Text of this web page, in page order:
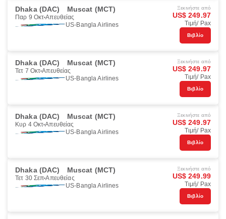
Dhaka (DAC) Muscat (MCT)
Παρ 9 Οκτ Απευθείας
US-Bangla Airlines
Ξεκινήστε από
US$ 249.97
Τιμή/ Pax
Βιβλίο
Dhaka (DAC) Muscat (MCT)
Τετ 7 Οκτ Απευθείας
US-Bangla Airlines
Ξεκινήστε από
US$ 249.97
Τιμή/ Pax
Βιβλίο
Dhaka (DAC) Muscat (MCT)
Κυρ 4 Οκτ Απευθείας
US-Bangla Airlines
Ξεκινήστε από
US$ 249.97
Τιμή/ Pax
Βιβλίο
Dhaka (DAC) Muscat (MCT)
Τετ 30 Σεπ Απευθείας
US-Bangla Airlines
Ξεκινήστε από
US$ 249.99
Τιμή/ Pax
Βιβλίο